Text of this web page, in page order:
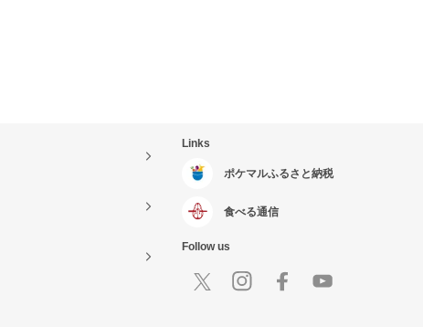
Links
ポケマルふるさと納税
食べる通信
Follow us